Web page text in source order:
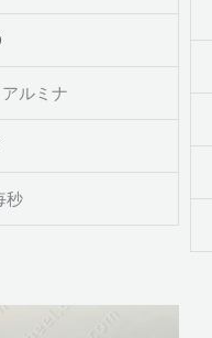
ルミナ
秒